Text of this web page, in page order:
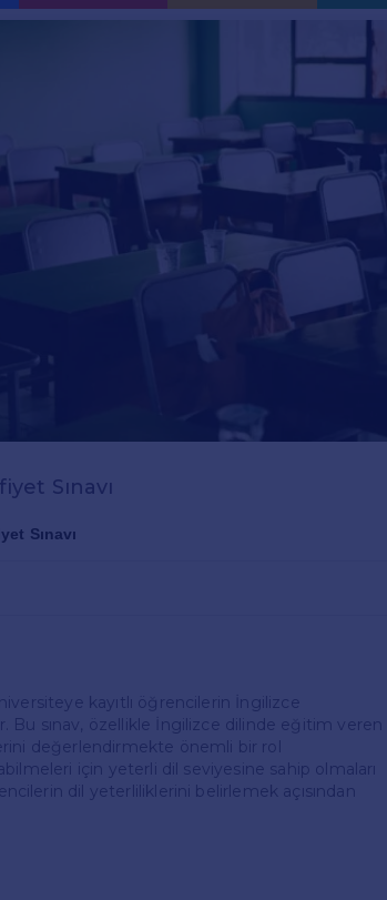
Sınavı
Sınavı
kayıtlı öğrencilerin İngilizce
sınav, özellikle İngilizce dilinde eğitim veren
değerlendirmekte önemli bir rol
için yeterli dil seviyesine sahip olmaları
dil yeterliliklerini belirlemek açısından